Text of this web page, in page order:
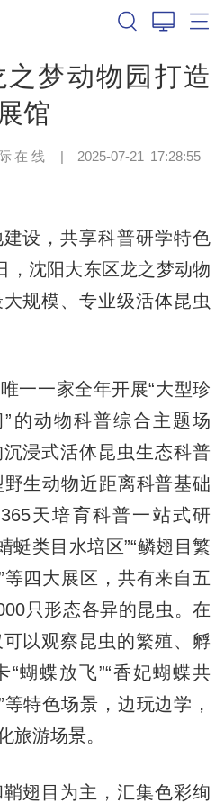
梦动物园打造
馆
在线 | 2025-07-21 17:28:55
，共享科普研学特色
，沈阳大东区龙之梦动物
规模、专业级活体昆虫
一家全年开展“大型珍
的动物科普综合主题场
浸式活体昆虫生态科普
生动物近距离科普基础
天培育科普一站式研
蜓类目水培区”“鳞翅目繁
等四大展区，共有来自五
只形态各异的昆虫。在
以观察昆虫的繁殖、孵
蝴蝶放飞”“香妃蝴蝶共
等特色场景，边玩边学，
旅游场景。
目为主，汇集色彩绚